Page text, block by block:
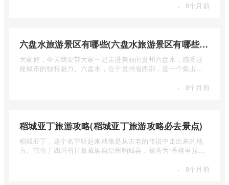
· 8个月前
六盘水旅游景区有哪些(六盘水旅游景区有哪些景点值得去)
大家好，今天我要带大家一起走进美丽的贵州六盘水，感受这
座城市的独特魅力。六盘水，位于贵州省西部，是一个集山水
· 8个月前
稻城亚丁旅游攻略(稻城亚丁旅游攻略必去景点)
稻城亚丁，这个名字听起来就像是从古老的传说中走出来的地
方。它位于四川省甘孜藏族自治州稻城县，被誉为“香格里拉的
· 8个月前